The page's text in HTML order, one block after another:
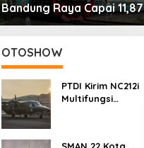
Bandung Raya Capai 11,87
Juta, KAI Dorong
Infrastruktur Berbasis
Kebutuhan
OTOSHOW
PTDI Kirim NC212i
Multifungsi
SMAN 22 Kota